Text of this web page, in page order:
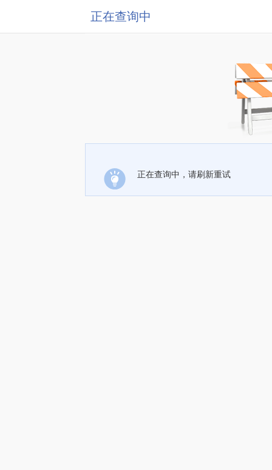
正在查询中
正在查询中，请刷新重试